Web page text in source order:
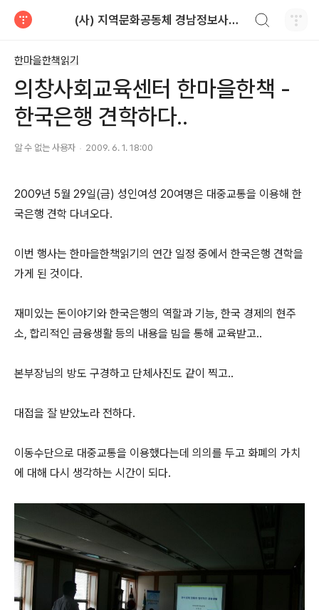
(사) 지역문화공동체 경남정보사회연구소
한마을한책읽기
의창사회교육센터 한마을한책 -
한국은행 견학하다..
알 수 없는 사용자 2009. 6. 1. 18:00
2009년 5월 29일(금) 성인여성 20여명은 대중교통을 이용해 한
국은행 견학 다녀오다.
이번 행사는 한마을한책읽기의 연간 일정 중에서 한국은행 견학을
가게 된 것이다.
재미있는 돈이야기와 한국은행의 역할과 기능, 한국 경제의 현주
소, 합리적인 금융생활 등의 내용을 빔을 통해 교육받고..
본부장님의 방도 구경하고 단체사진도 같이 찍고..
대접을 잘 받았노라 전하다.
이동수단으로 대중교통을 이용했다는데 의의를 두고 화폐의 가치
에 대해 다시 생각하는 시간이 되다.